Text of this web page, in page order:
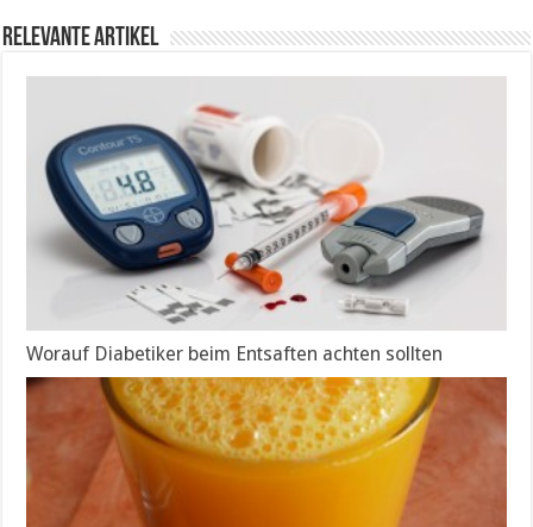
Relevante Artikel
Worauf Diabetiker beim Entsaften achten sollten